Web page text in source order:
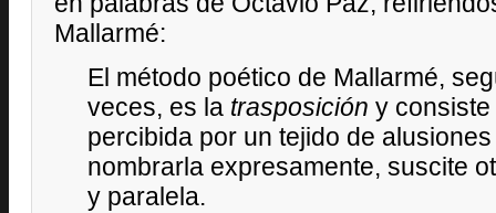
Mallarmé:
El método poético de Mallarmé,
veces, es la trasposición y
percibida por un tejido de
nombrarla expresamente, suscite
y paralela.